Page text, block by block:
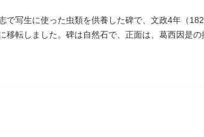
写生に使った虫類を供養した碑で、文政4年（
転しました。碑は自然石で、正面は、葛西因是の